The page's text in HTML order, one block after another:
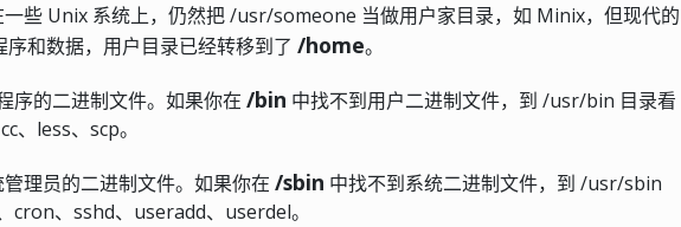
些 Unix 系统上，仍然把 /usr/someone 当做用户家目录，如 Minix，但现代的
和数据，用户目录已经转移到了 /home。
序的二进制文件。如果你在 /bin 中找不到用户二进制文件，到 /usr/bin 目录看
、less、scp。
理员的二进制文件。如果你在 /sbin 中找不到系统二进制文件，到 /usr/sbin
cron、sshd、useradd、userdel。